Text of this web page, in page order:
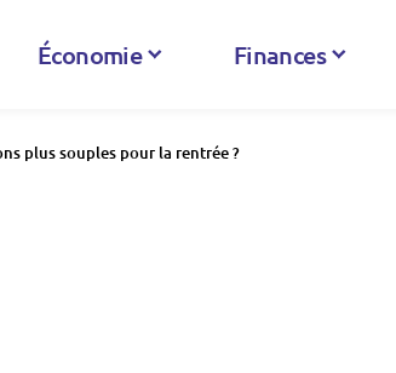
Économie Finances
plus souples pour la rentrée ?